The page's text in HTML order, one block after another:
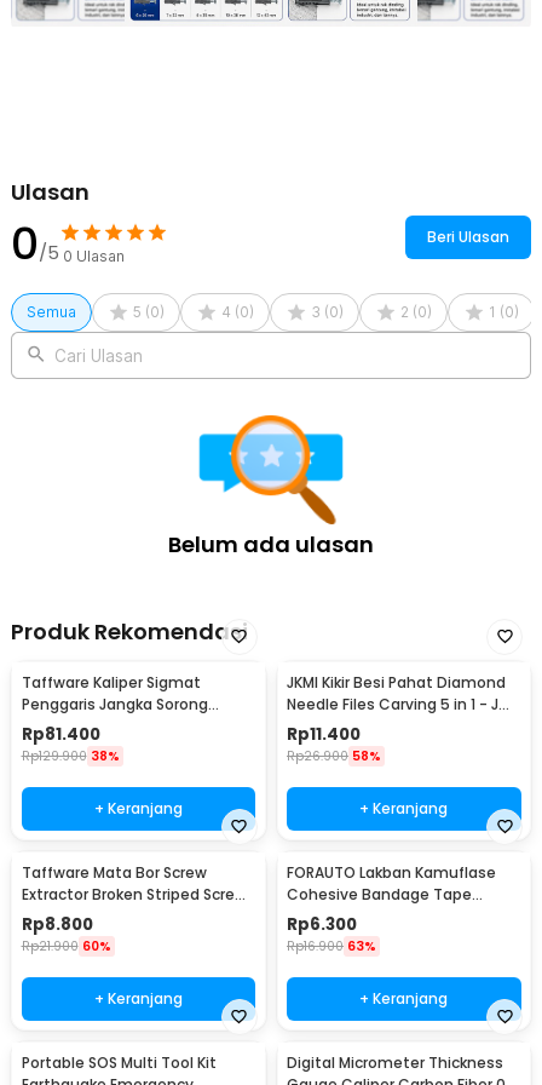
50 x Fisher (Varian M6, M7, M8, M10)
Ulasan
0/5 0 Ulasan
Beri Ulasan
Semua 5 (0) 4 (0) 3 (0) 2 (0) 1 (0)
Cari Ulasan
Belum ada ulasan
Produk Rekomendasi
Taffware Kaliper Sigmat
Penggaris Jangka Sorong
Digital LCD 150mm - SH20
Rp81.400
Rp129.900 38%
+ Keranjang
JKMI Kikir Besi Pahat Diamond
Needle Files Carving 5 in 1 - JM-
FL1-1
Rp11.400
Rp26.900 58%
+ Keranjang
Taffware Mata Bor Screw
Extractor Broken Striped Screw
Remover 4 PCS - S2
Rp8.800
Rp21.900 60%
+ Keranjang
FORAUTO Lakban Kamuflase
Cohesive Bandage Tape
Hunting 4.5M 50mm - H10
Rp6.300
Rp16.900 63%
+ Keranjang
Portable SOS Multi Tool Kit
Digital Micrometer Thickness